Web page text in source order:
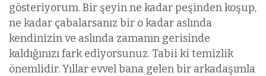
gösteriyorum. Bir şeyin ne kadar peşinden koşup,
ne kadar çabalarsanız bir o kadar aslında
kendinizin ve aslında zamanın gerisinde
kaldığınızı fark ediyorsunuz. Tabii ki temizlik
önemlidir. Yıllar evvel bana gelen bir arkadaşımla